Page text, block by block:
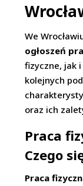
We
ogłoszeń
fizyczne, jak
kolejnych
oraz ich
Praca
Czego
Praca